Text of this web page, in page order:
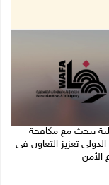
يبحث مع مكافحة
تعزيز التعاون في
الأمن